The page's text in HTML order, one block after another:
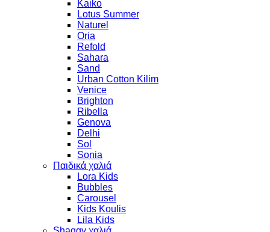
Kaiko
Lotus Summer
Naturel
Oria
Refold
Sahara
Sand
Urban Cotton Kilim
Venice
Brighton
Ribella
Genova
Delhi
Sol
Sonia
Παιδικά χαλιά
Lora Kids
Bubbles
Carousel
Kids Koulis
Lila Kids